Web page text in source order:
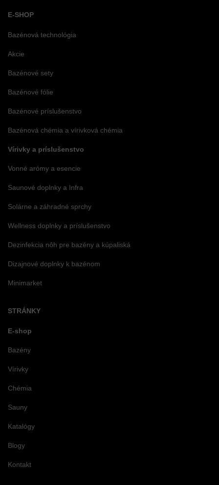
E-SHOP
Bazénová technológia
Akcie
Bazénové sety
Bazénové fólie
Bazénové príslušenstvo
Bazénová chémia a vírivková chémia
Vírivky a príslušenstvo
Vonné arómy a esencie
Saunové doplnky a Infra
Solárne a záhradné sprchy
Wellness doplnky a príslušenstvo
Dezinfekcia nôh pre bazény a kúpaliská
Dizajnové doplnky k bazénom
Minimarket
STRÁNKY
E-shop
Bazény
Vírivky
Chémia
Sauny
Katalógy
Blogy
Kontakt